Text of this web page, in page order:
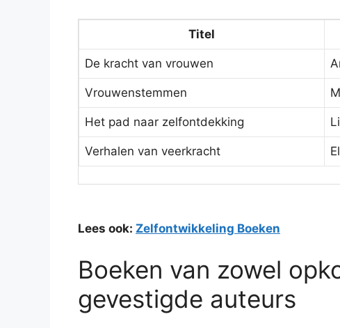
Titel
De kracht van vrouwen
Vrouwenstemmen
Het pad naar zelfontdekking
Verhalen van veerkracht
Lees ook: Zelfontwikkeling Boeken
Boeken van zowel
gevestigde auteurs